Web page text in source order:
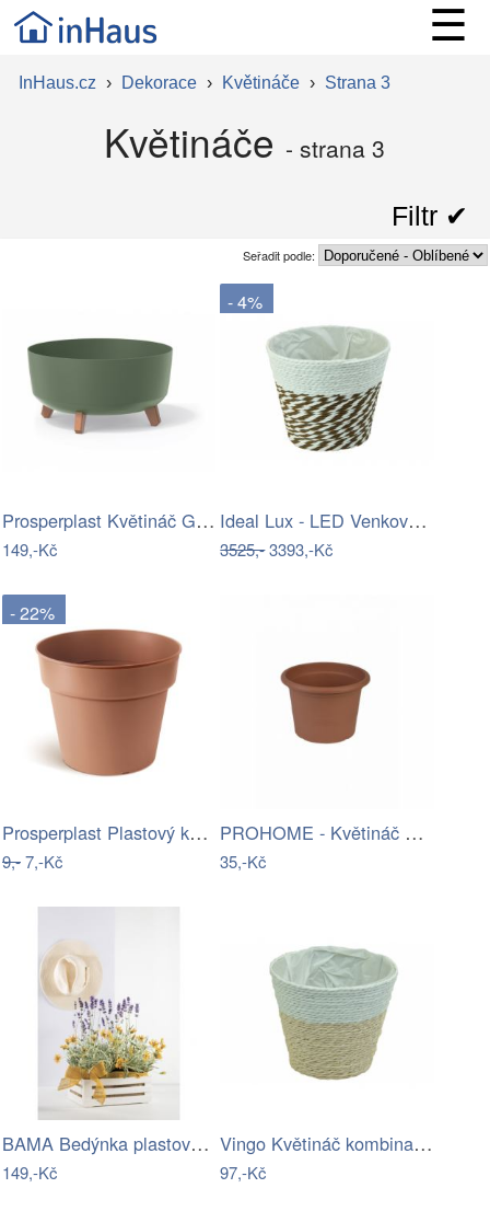
☰
InHaus.cz › Dekorace › Květináče › Strana 3
Květináče - strana 3
Filtr ✔︎
Seřadit podle:
Prosperplast Květináč Gracyeen zemitě…
149,-Kč
- 4%
Ideal Lux - LED Venkovní lampa BOEING…
3525,-3393,-Kč
- 22%
Prosperplast Plastový květináč PLANTIS…
9,-7,-Kč
PROHOME - Květináč CAMPANULA 17 terakota
35,-Kč
BAMA Bedýnka plastová TINA 3WT
149,-Kč
Vingo Květináč kombinace přírodní a…
97,-Kč